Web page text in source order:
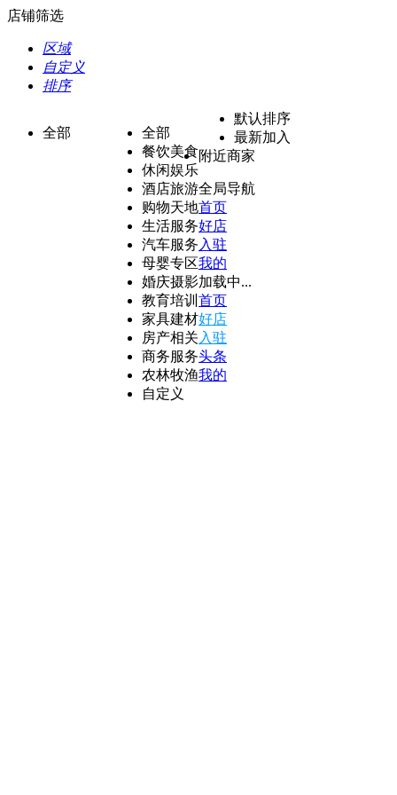
店铺筛选
区域
自定义
排序
全部
全部
餐饮美食
休闲娱乐
酒店旅游
购物天地
生活服务
汽车服务
母婴专区
婚庆摄影
教育培训
家具建材
房产相关
商务服务
农林牧渔
自定义
默认排序
最新加入
附近商家
全局导航
首页
好店
入驻
我的
加载中...
首页
好店
入驻
头条
我的